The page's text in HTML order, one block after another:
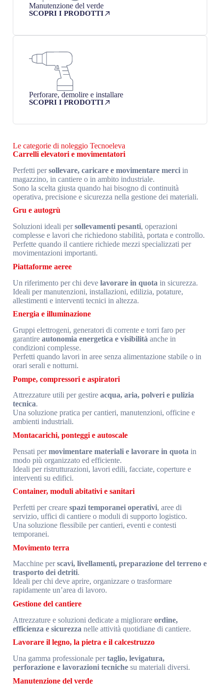
Manutenzione del verde
SCOPRI I PRODOTTI
Perforare, demolire e installare
SCOPRI I PRODOTTI
Le categorie di noleggio Tecnoeleva
Carrelli elevatori e movimentatori
Perfetti persollevare, caricare e movimentare merci in
magazzino, in cantiere o in ambito industriale.
Sono la scelta giusta quando hai bisogno di continuità
operativa, precisione e sicurezza nella gestione dei materiali.
Gru e autogrù
Soluzioni ideali persollevamenti pesanti, operazioni
complesse e lavori che richiedono stabilità, portata e controllo.
Perfette quando il cantiere richiede mezzi specializzati per
movimentazioni importanti.
Piattaforme aeree
Un riferimento per chi deve lavorare in quota in sicurezza.
Ideali per manutenzioni, installazioni, edilizia, potature,
allestimenti e interventi tecnici in altezza.
Energia e illuminazione
Gruppi elettrogeni, generatori di corrente e torri faro per
garantire autonomia energetica e visibilità anche in
condizioni complesse.
Perfetti quando lavori in aree senza alimentazione stabile o in
orari serali e notturni.
Pompe, compressori e aspiratori
Attrezzature utili per gestire acqua, aria, polveri e pulizia
tecnica.
Una soluzione pratica per cantieri, manutenzioni, officine e
ambienti industriali.
Montacarichi, ponteggi e autoscale
Pensati permovimentare materiali e lavorare in quota in
modo più organizzato ed efficiente.
Ideali per ristrutturazioni, lavori edili, facciate, coperture e
interventi su edifici.
Container, moduli abitativi e sanitari
Perfetti per creare spazi temporanei operativi, aree di
servizio, uffici di cantiere o moduli di supporto logistico.
Una soluzione flessibile per cantieri, eventi e contesti
temporanei.
Movimento terra
Macchine perscavi, livellamenti, preparazione del terreno e
trasporto dei detriti.
Ideali per chi deve aprire, organizzare o trasformare
rapidamente un’area di lavoro.
Gestione del cantiere
Attrezzature e soluzioni dedicate a migliorare ordine,
efficienza e sicurezza nelle attività quotidiane di cantiere.
Lavorare il legno, la pietra e il calcestruzzo
Una gamma professionale pertaglio, levigatura,
perforazione e lavorazioni tecniche su materiali diversi.
Manutenzione del verde